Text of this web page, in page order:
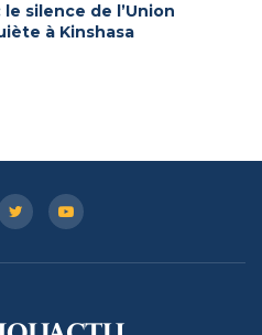
le silence de l’Union
à Kinshasa